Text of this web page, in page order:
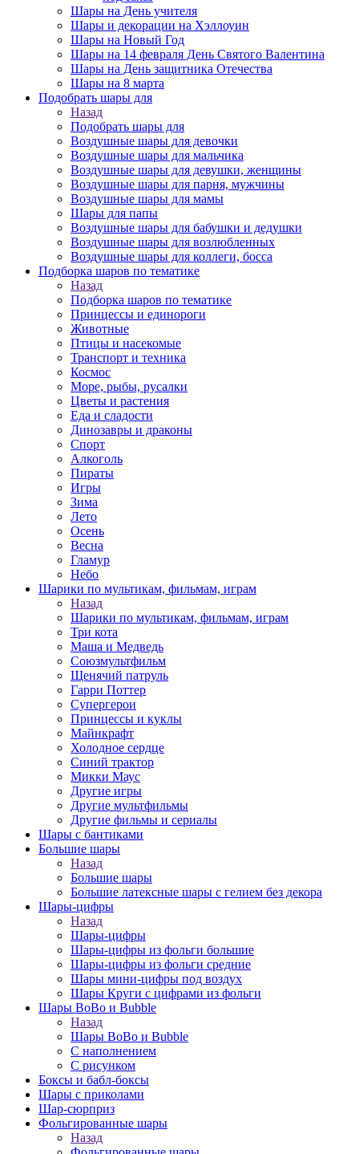
Шары на День учителя
Шары и декорации на Хэллоуин
Шары на Новый Год
Шары на 14 февраля День Святого Валентина
Шары на День защитника Отечества
Шары на 8 марта
Подобрать шары для
Назад
Подобрать шары для
Воздушные шары для девочки
Воздушные шары для мальчика
Воздушные шары для девушки, женщины
Воздушные шары для парня, мужчины
Воздушные шары для мамы
Шары для папы
Воздушные шары для бабушки и дедушки
Воздушные шары для возлюбленных
Воздушные шары для коллеги, босса
Подборка шаров по тематике
Назад
Подборка шаров по тематике
Принцессы и единороги
Животные
Птицы и насекомые
Транспорт и техника
Космос
Море, рыбы, русалки
Цветы и растения
Еда и сладости
Динозавры и драконы
Спорт
Алкоголь
Пираты
Игры
Зима
Лето
Осень
Весна
Гламур
Небо
Шарики по мультикам, фильмам, играм
Назад
Шарики по мультикам, фильмам, играм
Три кота
Маша и Медведь
Союзмультфильм
Щенячий патруль
Гарри Поттер
Супергерои
Принцессы и куклы
Майнкрафт
Холодное сердце
Синий трактор
Микки Маус
Другие игры
Другие мультфильмы
Другие фильмы и сериалы
Шары с бантиками
Большие шары
Назад
Большие шары
Большие латексные шары с гелием без декора
Шары-цифры
Назад
Шары-цифры
Шары-цифры из фольги большие
Шары-цифры из фольги средние
Шары мини-цифры под воздух
Шары Круги с цифрами из фольги
Шары BoBo и Bubble
Назад
Шары BoBo и Bubble
С наполнением
С рисунком
Боксы и бабл-боксы
Шары с приколами
Шар-сюрприз
Фольгированные шары
Назад